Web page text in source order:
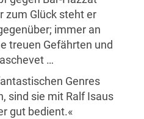
zum Glück steht er
immer an
treuen Gefährten und
…
Genres
sind sie mit Ralf Isaus
gut bedient.«